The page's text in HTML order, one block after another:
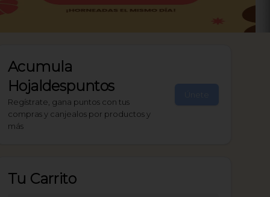
Acumula
Hojaldespuntos
Regístrate, gana puntos con tus
compras y canjealos por productos y
más
Únete
Tu Carrito